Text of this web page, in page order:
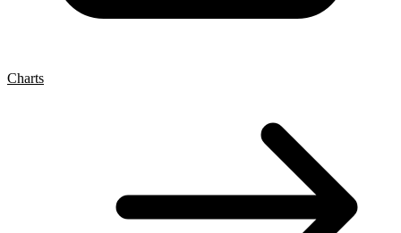
Charts